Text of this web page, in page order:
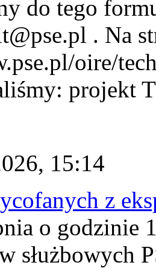
do tego
. Na
oire/
projekt
15:14
z
o godzinie
służbowych